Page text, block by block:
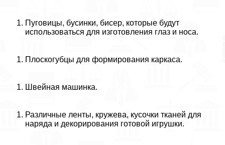
Пуговицы, бусинки, бисер, которые будут
использоваться для изготовления глаз и носа.
Плоскогубцы для формирования каркаса.
Швейная машинка.
Различные ленты, кружева, кусочки тканей для
наряда и декорирования готовой игрушки.